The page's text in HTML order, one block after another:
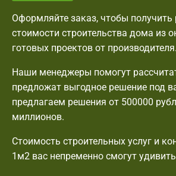
Оформляйте заказ, чтобы получить
стоимости строительства дома из
готовых проектов от производителя.
Наши менеджеры помогут
предложат выгодное решение под
предлагаем решения от 500000
миллионов.
Стоимость строительных услуг и
1м2 вас непременно смогут